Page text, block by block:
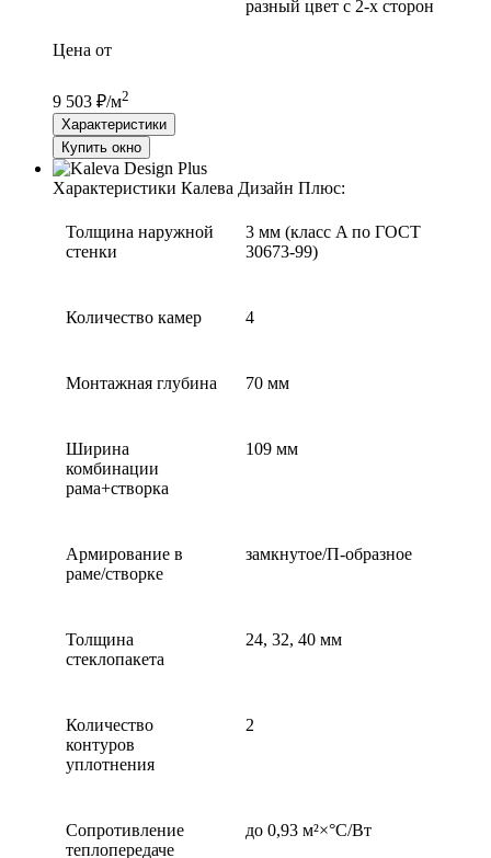
разный цвет с 2-х сторон
Цена от
9 503 ₽/м2
Характеристики
Купить окно
Характеристики Калева Дизайн Плюс:
Толщина наружной
стенки
3 мм (класс A по ГОСТ
30673-99)
Количество камер 4
Монтажная глубина 70 мм
Ширина
комбинации
рама+створка
109 мм
Армирование в
раме/створке
замкнутое/П-образное
Толщина
стеклопакета
24, 32, 40 мм
Количество
контуров
уплотнения
2
Сопротивление
теплопередаче
до 0,93 м²×°С/Вт